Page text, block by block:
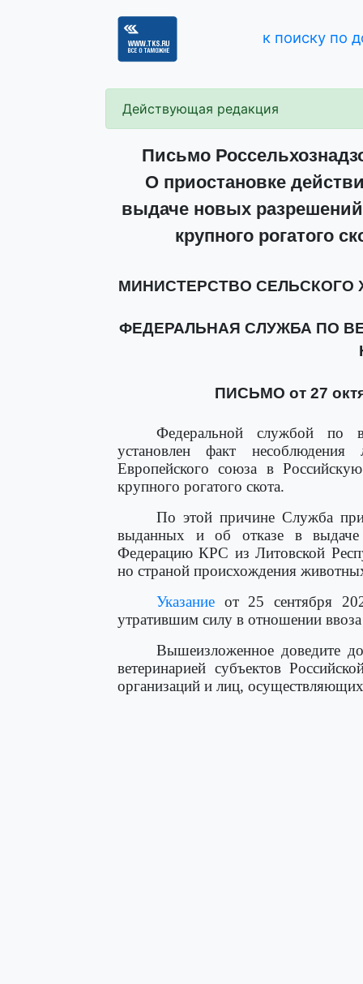
к поиску по
Действующая редакция
Письмо
О приостановке
выдаче новых
крупного рогатого
МИНИСТЕРСТВО СЕЛЬСКОГО
ФЕДЕРАЛЬНАЯ СЛУЖБА ПО
ПИСЬМО от 27
Федеральной службой по
установлен факт
Европейского союза в
крупного рогатого скота.
По этой причине Служба
выданных и об отказе в
Федерацию КРС из Литовской
но страной происхождения
Указание от 25 сентября
утратившим силу в отношении
Вышеизложенное доведите
ветеринарией субъектов
организаций и лиц,